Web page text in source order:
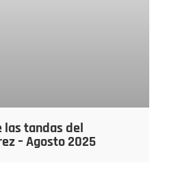
las tandas del
– Agosto 2025